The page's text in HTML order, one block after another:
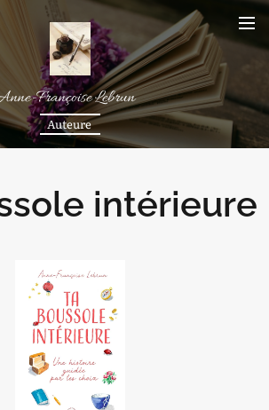
Françoise Lebrun
Auteure
intérieure